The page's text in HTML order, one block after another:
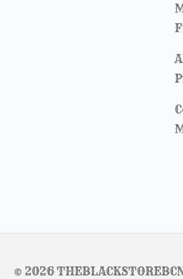
© 2026